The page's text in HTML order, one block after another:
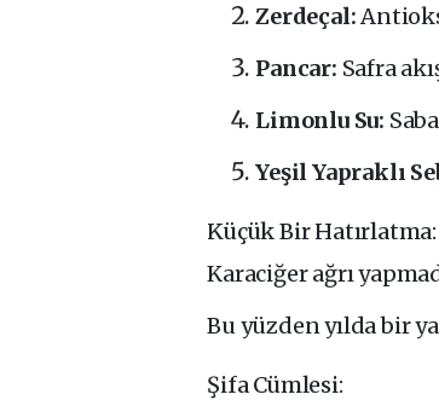
Zerdeçal:
Pancar: Safra
Limonlu Su:
Yeşil Yapraklı
Küçük Bir Hatırlatma:
Karaciğer ağrı
Bu yüzden yılda bir
Şifa Cümlesi: